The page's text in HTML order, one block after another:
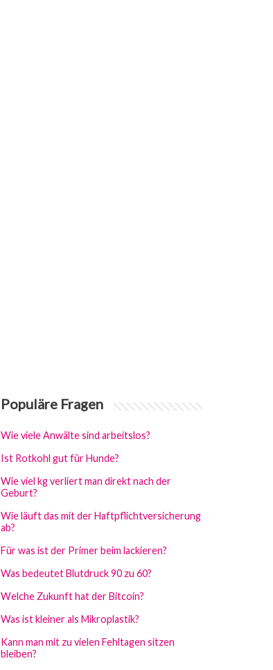
Populäre Fragen
Wie viele Anwälte sind arbeitslos?
Ist Rotkohl gut für Hunde?
Wie viel kg verliert man direkt nach der
Geburt?
Wie läuft das mit der Haftpflichtversicherung
ab?
Für was ist der Primer beim lackieren?
Was bedeutet Blutdruck 90 zu 60?
Welche Zukunft hat der Bitcoin?
Was ist kleiner als Mikroplastik?
Kann man mit zu vielen Fehltagen sitzen
bleiben?